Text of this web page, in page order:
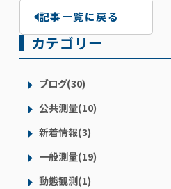
記事一覧に戻る
カテゴリー
ブログ(30)
公共測量(10)
新着情報(3)
一般測量(19)
動態観測(1)